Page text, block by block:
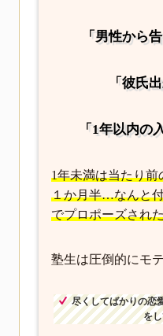
「男性から
「彼氏
「1年以内の
1年未満は当たり前
１か月半…なんと
でプロポーズされ
塾生は圧倒的にモ
尽くしてばかりの恋
を